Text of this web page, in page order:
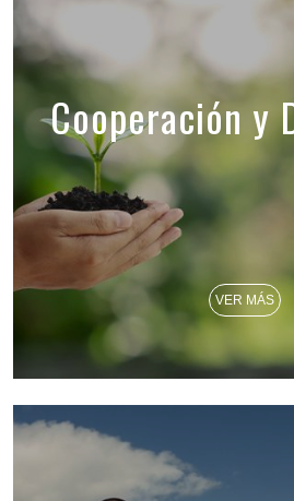
Cooperación y
VER MÁS